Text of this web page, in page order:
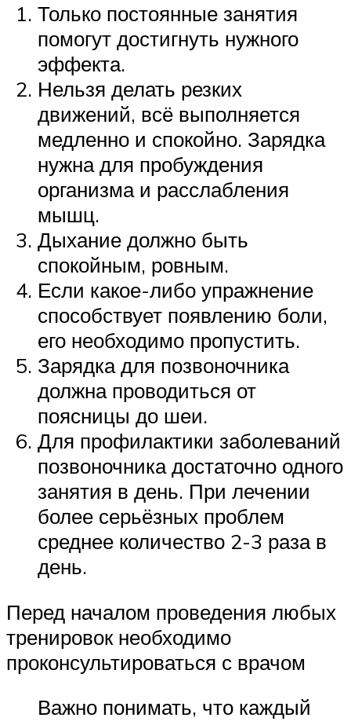
Только постоянные занятия
помогут достигнуть нужного
эффекта.
Нельзя делать резких
движений, всё выполняется
медленно и спокойно. Зарядка
нужна для пробуждения
организма и расслабления
мышц.
Дыхание должно быть
спокойным, ровным.
Если какое-либо упражнение
способствует появлению боли,
его необходимо пропустить.
Зарядка для позвоночника
должна проводиться от
поясницы до шеи.
Для профилактики заболеваний
позвоночника достаточно одного
занятия в день. При лечении
более серьёзных проблем
среднее количество 2-3 раза в
день.
Перед началом проведения любых
тренировок необходимо
проконсультироваться с врачом
Важно понимать, что каждый